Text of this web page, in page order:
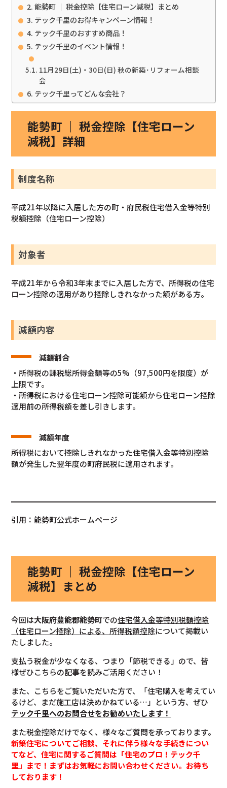
能勢町 ｜ 税金控除【住宅ローン減税】まとめ
テック千里のお得キャンペーン情報！
テック千里のおすすめ商品！
テック千里のイベント情報！
11月29日(土)・30日(日) 秋の新築･リフォーム相談
会
テック千里ってどんな会社？
能勢町 ｜ 税金控除【住宅ローン
減税】詳細
制度名称
平成21年以降に入居した方の町・府民税住宅借入金等特別
税額控除（住宅ローン控除）
対象者
平成21年から令和3年末までに入居した方で、所得税の住宅
ローン控除の適用があり控除しきれなかった額がある方。
減額内容
減額割合
・所得税の課税総所得金額等の5%（97,500円を限度）が
上限です。
・所得税における住宅ローン控除可能額から住宅ローン控除
適用前の所得税額を差し引きします。
減額年度
所得税において控除しきれなかった住宅借入金等特別控除
額が発生した翌年度の町府民税に適用されます。
引用：能勢町公式ホームページ
能勢町 ｜ 税金控除【住宅ローン
減税】まとめ
今回は大阪府豊能郡能勢町での住宅借入金等特別税額控除
（住宅ローン控除）による、所得税額控除について掲載い
たしました。
支払う税金が少なくなる、つまり「節税できる」ので、皆
様ぜひこちらの記事を読みご活用ください！
また、こちらをご覧いただいた方で、「住宅購入を考えてい
るけど、まだ施工店は決めかねている…」という方、ぜひ
テック千里へのお問合せをお勧めいたします！
また税金控除だけでなく、様々なご質問を承っております。
新築住宅についてご相談、それに伴う様々な手続きについ
てなど、住宅に関するご質問は「住宅のプロ！テック千
里」まで！まずはお気軽にお問い合わせください。お待ち
しております！